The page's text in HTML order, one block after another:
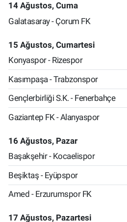
14 Ağustos, Cuma
Galatasaray - Çorum FK
15 Ağustos, Cumartesi
Konyaspor - Rizespor
Kasımpaşa - Trabzonspor
Gençlerbirliği S.K. - Fenerbahçe
Gaziantep FK - Alanyaspor
16 Ağustos, Pazar
Başakşehir - Kocaelispor
Beşiktaş - Eyüpspor
Amed - Erzurumspor FK
17 Ağustos, Pazartesi